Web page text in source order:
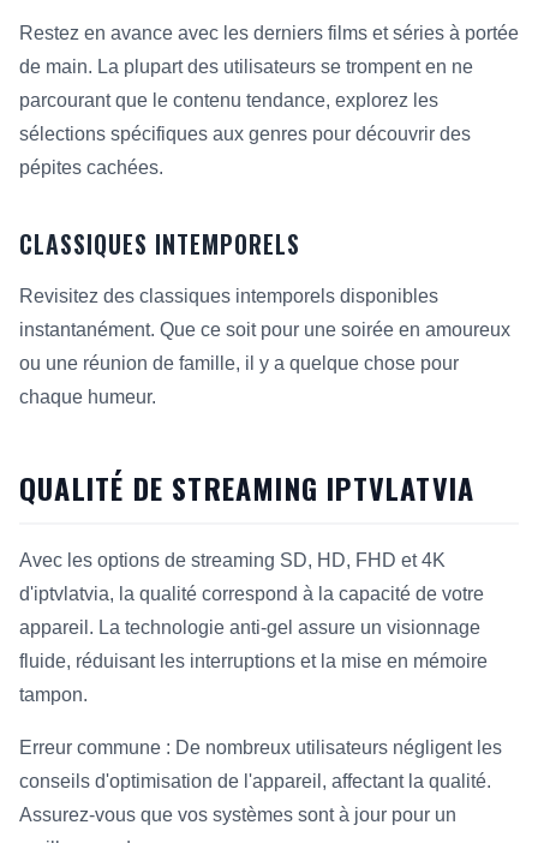
Restez en avance avec les derniers films et séries à portée
de main. La plupart des utilisateurs se trompent en ne
parcourant que le contenu tendance, explorez les
sélections spécifiques aux genres pour découvrir des
pépites cachées.
CLASSIQUES INTEMPORELS
Revisitez des classiques intemporels disponibles
instantanément. Que ce soit pour une soirée en amoureux
ou une réunion de famille, il y a quelque chose pour
chaque humeur.
QUALITÉ DE STREAMING IPTVLATVIA
Avec les options de streaming SD, HD, FHD et 4K
d'iptvlatvia, la qualité correspond à la capacité de votre
appareil. La technologie anti-gel assure un visionnage
fluide, réduisant les interruptions et la mise en mémoire
tampon.
Erreur commune : De nombreux utilisateurs négligent les
conseils d'optimisation de l'appareil, affectant la qualité.
Assurez-vous que vos systèmes sont à jour pour un